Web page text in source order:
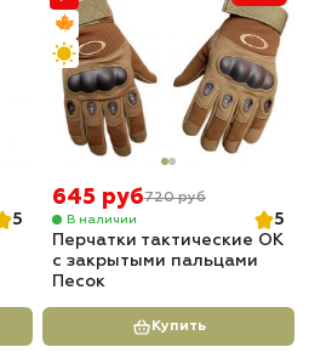
5
645 руб720 руб
В наличии
5
Перчатки тактические OK
с закрытыми пальцами
Песок
Купить